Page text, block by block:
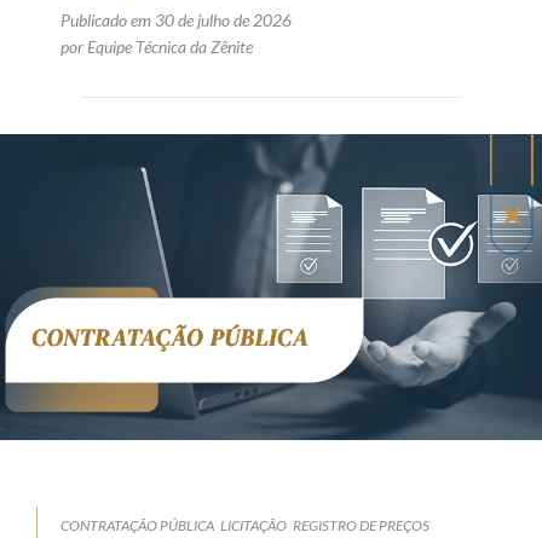
Publicado em 30 de julho de 2026
por Equipe Técnica da Zênite
CONTRATAÇÃO PÚBLICA LICITAÇÃO REGISTRO DE PREÇOS